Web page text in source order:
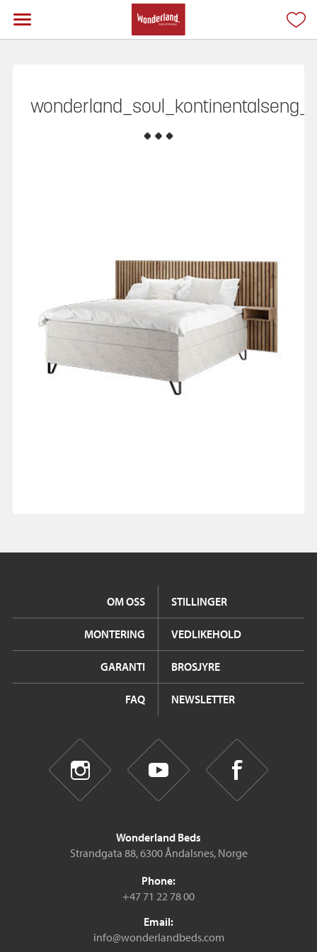
OM OSS STILLINGER
MONTERING VEDLIKEHOLD
GARANTI BROSJYRE
FAQ NEWSLETTER
Wonderland Beds
Strandgata 88, 6300 Åndalsnes, Norge
Phone:
+47 71 22 78 00
Email:
info@wonderlandbeds.com